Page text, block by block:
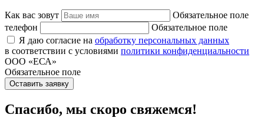
Как вас зовут
Обязательное поле
телефон
Обязательное поле
Я даю согласие на обработку персональных данных
в соответствии с условиями политики конфиденциальности
ООО «ЕСА»
Обязательное поле
Оставить заявку
Спасибо, мы скоро свяжемся!